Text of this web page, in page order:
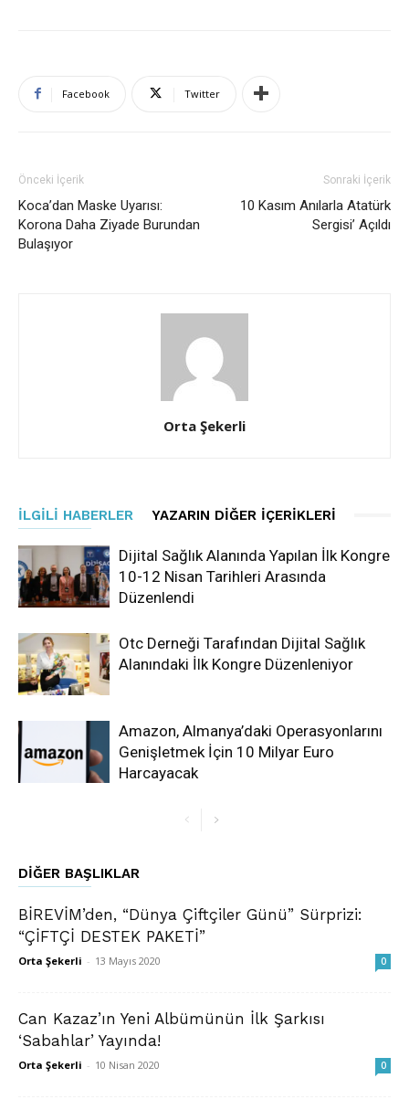
Facebook Twitter
Önceki İçerik
Koca’dan Maske Uyarısı:
Korona Daha Ziyade Burundan
Bulaşıyor
Sonraki İçerik
10 Kasım Anılarla Atatürk
Sergisi’ Açıldı
Orta Şekerli
İLGILI HABERLER YAZARIN DIĞER İÇERIKLERI
Dijital Sağlık Alanında Yapılan İlk Kongre
10-12 Nisan Tarihleri Arasında
Düzenlendi
Otc Derneği Tarafından Dijital Sağlık
Alanındaki İlk Kongre Düzenleniyor
Amazon, Almanya’daki Operasyonlarını
Genişletmek İçin 10 Milyar Euro
Harcayacak
DIĞER BAŞLIKLAR
BİREVİM’den, “Dünya Çiftçiler Günü” Sürprizi:
“ÇİFTÇİ DESTEK PAKETİ”
Orta Şekerli - 13 Mayıs 2020 0
Can Kazaz’ın Yeni Albümünün İlk Şarkısı
‘Sabahlar’ Yayında!
Orta Şekerli - 10 Nisan 2020 0